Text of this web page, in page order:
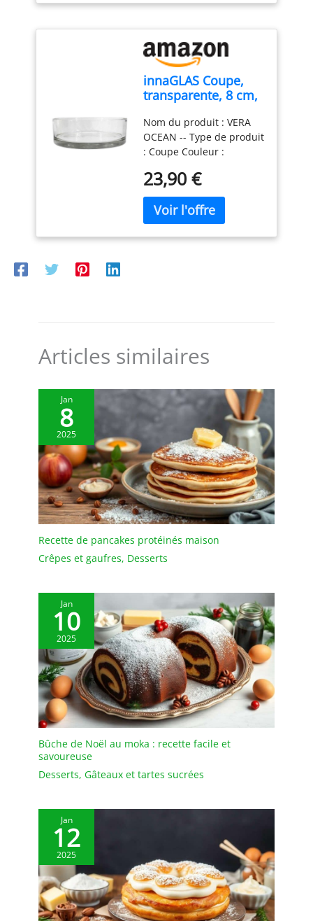
vaisselle pour une
utilisation quotidienne
sans effort CONTENU
DANS LA BOÎTE : Pied
mixeur Moulinex
Turbomix, gobelet de 800
ml
décoration de la
innaGLAS Coupe,
transparente, 8 cm,
Nom du produit : VERA
OCEAN -- Type de produit
: Coupe Couleur :
23,90 €
Articles similaires
Jan
8
2025
Recette de pancakes protéinés maison
Crêpes et gaufres, Desserts
Jan
10
2025
Bûche de Noël au moka : recette facile et
savoureuse
Desserts, Gâteaux et tartes sucrées
Jan
12
2025